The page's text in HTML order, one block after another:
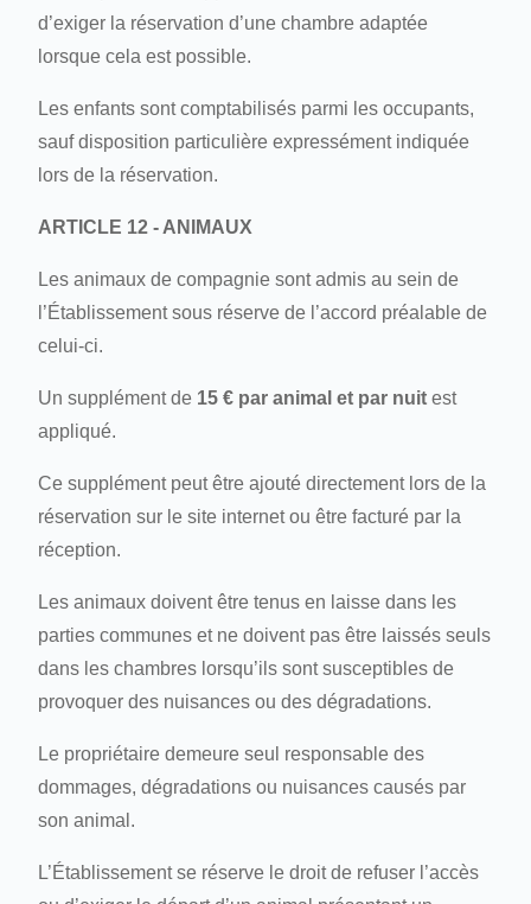
d’exiger la réservation d’une chambre adaptée
lorsque cela est possible.
Les enfants sont comptabilisés parmi les occupants,
sauf disposition particulière expressément indiquée
lors de la réservation.
ARTICLE 12 - ANIMAUX
Les animaux de compagnie sont admis au sein de
l’Établissement sous réserve de l’accord préalable de
celui-ci.
Un supplément de 15 € par animal et par nuit est
appliqué.
Ce supplément peut être ajouté directement lors de la
réservation sur le site internet ou être facturé par la
réception.
Les animaux doivent être tenus en laisse dans les
parties communes et ne doivent pas être laissés seuls
dans les chambres lorsqu’ils sont susceptibles de
provoquer des nuisances ou des dégradations.
Le propriétaire demeure seul responsable des
dommages, dégradations ou nuisances causés par
son animal.
L’Établissement se réserve le droit de refuser l’accès